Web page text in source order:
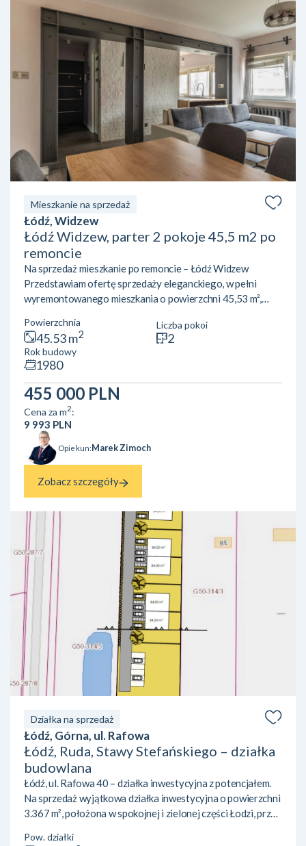
Mieszkanie na sprzedaż
Łódź, Widzew
Łódź Widzew, parter 2 pokoje 45,5 m2 po
remoncie
Na sprzedaż mieszkanie po remoncie – Łódź Widzew
Przedstawiam ofertę sprzedaży eleganckiego, w pełni
wyremontowanego mieszkania o powierzchni 45,53 m²,
znajduje się na parterze 4-piętrowego bloku i jest gotowy
do wprowadzenia bez dodatkowych nakładów finansowych.
Mieszkanie zachwyca nowoczesnym układem – składa się z
przestronnego salonu z aneksem kuchennym, idealnego do
wspólnego spędzania czasu, oraz osobnej sypialni, która
zap...
Powierzchnia
45.53 m2
Liczba pokoi
2
Rok budowy
1980
455 000 PLN
Cena za m2:
9 993 PLN
Opiekun:Marek Zimoch
Zobacz szczegóły
Działka na sprzedaż
Łódź, Górna, ul. Rafowa
Łódź, Ruda, Stawy Stefańskiego – działka
budowlana
Łódź, ul. Rafowa 40 – działka inwestycyjna z potencjałem.
Na sprzedaż wyjątkowa działka inwestycyjna o powierzchni
3.367 m², położona w spokojnej i zielonej części Łodzi, przy
Nieruchomość objęta jest miejscowym planem
Pow. działki